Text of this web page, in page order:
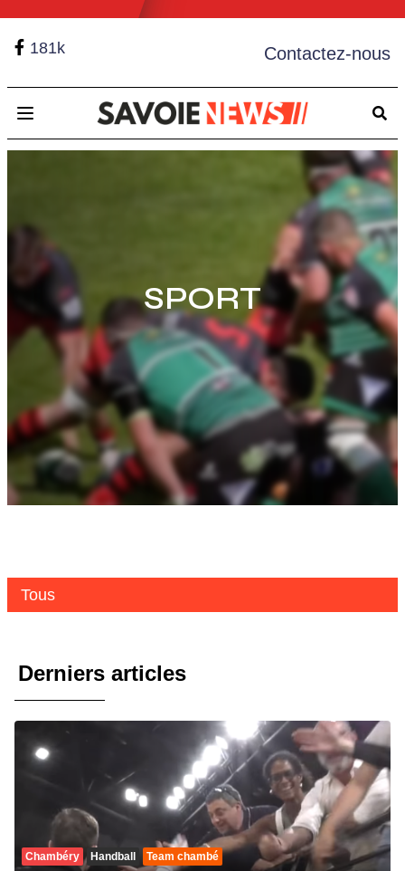
181k Contactez-nous
Open main menu
SPORT
Tous
Derniers articles
Chambéry Handball Team chambé